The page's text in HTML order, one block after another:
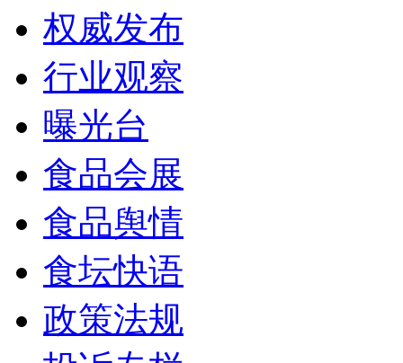
权威发布
行业观察
曝光台
食品会展
食品舆情
食坛快语
政策法规